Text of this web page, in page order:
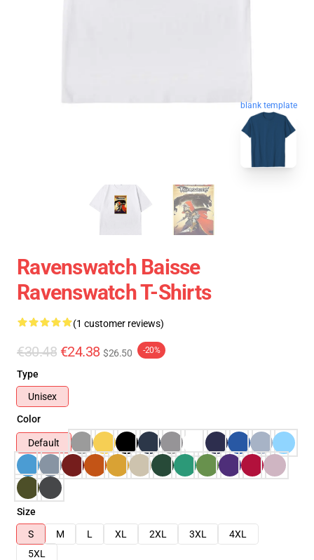
blank template
Ravenswatch Baisse
Ravenswatch T-Shirts
(1 customer reviews)
€30.48 €24.38 $26.50 -20%
Type
Unisex
Color
Default
Size
S
M L XL 2XL 3XL
4XL
5XL